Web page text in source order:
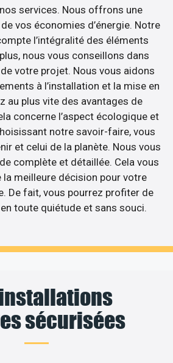
services. Nous offrons une
vos économies d’énergie. Notre
l’intégralité des éléments
nous vous conseillons dans
votre projet. Nous vous aidons
à l’installation et la mise en
au plus vite des avantages de
concerne l’aspect écologique et
notre savoir-faire, vous
et celui de la planète. Nous vous
complète et détaillée. Cela vous
la meilleure décision pour votre
De fait, vous pourrez profiter de
toute quiétude et sans souci.
sécurisées